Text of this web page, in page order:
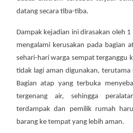
datang secara tiba-tiba.
Dampak kejadian ini dirasakan oleh
mengalami kerusakan pada bagian
sehari-hari warga sempat terganggu
tidak lagi aman digunakan,
Bagian atap yang terbuka
tergenang air, sehingga
terdampak dan pemilik rumah
barang ke tempat yang lebih aman.